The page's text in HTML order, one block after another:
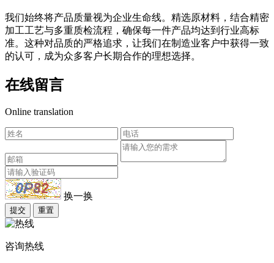
我们始终将产品质量视为企业生命线。精选原材料，结合精密
加工工艺与多重质检流程，确保每一件产品均达到行业高标
准。这种对品质的严格追求，让我们在制造业客户中获得一致
的认可，成为众多客户长期合作的理想选择。
在线留言
Online translation
换一换
提交 重置
咨询热线